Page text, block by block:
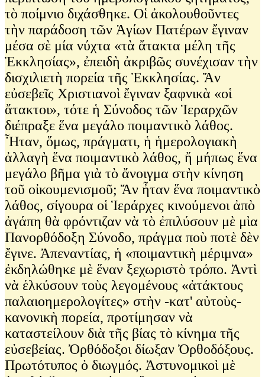
τὸ ποίμνιο διχάσθηκε. Οἱ ἀκολουθοῦντες
τὴν παράδοση τῶν Ἁγίων Πατέρων ἔγιναν
μέσα σὲ μία νύχτα «τὰ ἄτακτα μέλη τῆς
Ἐκκλησίας», ἐπειδὴ ἀκριβῶς συνέχισαν τὴν
δισχιλιετὴ πορεία τῆς Ἐκκλησίας. Ἄν
εὐσεβεῖς Χριστιανοὶ ἔγιναν ξαφνικὰ «οἱ
ἄτακτοι», τότε ἡ Σύνοδος τῶν Ἱεραρχῶν
διέπραξε ἕνα μεγάλο ποιμαντικὸ λάθος.
Ἦταν, ὅμως, πράγματι, ἡ ἡμερολογιακὴ
ἀλλαγὴ ἕνα ποιμαντικὸ λάθος, ἤ μήπως ἕνα
μεγάλο βῆμα γιὰ τὸ ἄνοιγμα στὴν κίνηση
τοῦ οἰκουμενισμοῦ; Ἄν ἦταν ἕνα ποιμαντικὸ
λάθος, σίγουρα οἱ Ἱεράρχες κινούμενοι ἀπὸ
ἀγάπη θὰ φρόντιζαν νὰ τὸ ἐπιλύσουν μὲ μὶα
Πανορθόδοξη Σύνοδο, πράγμα ποὺ ποτὲ δὲν
ἔγινε. Ἀπεναντίας, ἡ «ποιμαντικὴ μέριμνα»
ἐκδηλώθηκε μὲ ἕναν ξεχωριστὸ τρόπο. Ἀντὶ
νὰ ἑλκύσουν τοὺς λεγομένους «ἀτάκτους
παλαιοημερολογίτες» στὴν -κατ' αὐτοὺς-
κανονικὴ πορεία, προτίμησαν νὰ
καταστείλουν διὰ τῆς βίας τὸ κίνημα τῆς
εὐσεβείας. Ὀρθόδοξοι δίωξαν Ὀρθοδόξους.
Πρωτότυπος ὁ διωγμός. Ἀστυνομικοὶ μὲ